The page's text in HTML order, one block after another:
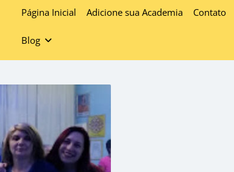
Página Inicial Adicione sua Academia Contato
Blog